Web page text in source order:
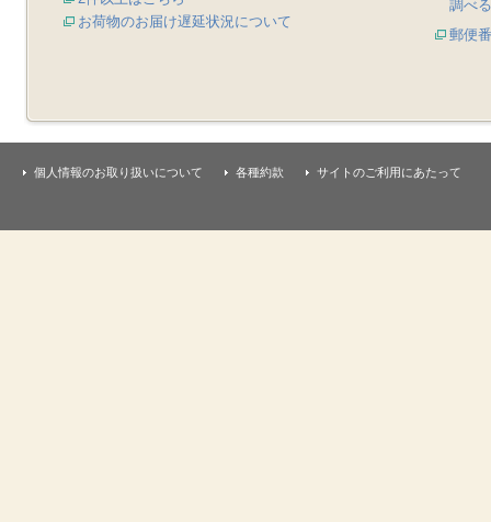
お荷物のお届け遅延状況について
調べる
郵便
個人情報のお取り扱いについて 各種約款 サイトのご利用にあたって